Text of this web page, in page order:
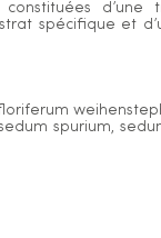
d’une
spécifique et
spurium,